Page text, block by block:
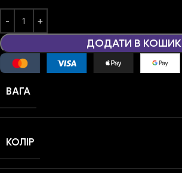
ДОДАТИ В КОШИК
ВАГА
КОЛІР